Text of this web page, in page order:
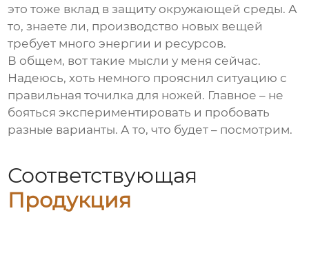
это тоже вклад в защиту окружающей среды. А
то, знаете ли, производство новых вещей
требует много энергии и ресурсов.
В общем, вот такие мысли у меня сейчас.
Надеюсь, хоть немного прояснил ситуацию с
правильная точилка для ножей. Главное – не
бояться экспериментировать и пробовать
разные варианты. А то, что будет – посмотрим.
Соответствующая
Продукция